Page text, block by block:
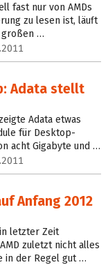
fast nur von AMDs
zu lesen ist, läuft
großen …
Adata stellt
Adata etwas
für Desktop-
acht Gigabyte und …
Anfang 2012
letzter Zeit
zuletzt nicht alles
in der Regel gut …